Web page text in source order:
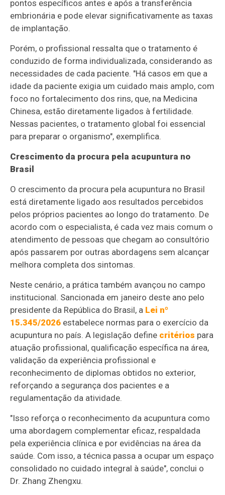
pontos específicos antes e após a transferência
embrionária e pode elevar significativamente as taxas
de implantação.
Porém, o profissional ressalta que o tratamento é
conduzido de forma individualizada, considerando as
necessidades de cada paciente. "Há casos em que a
idade da paciente exigia um cuidado mais amplo, com
foco no fortalecimento dos rins, que, na Medicina
Chinesa, estão diretamente ligados à fertilidade.
Nessas pacientes, o tratamento global foi essencial
para preparar o organismo", exemplifica.
Crescimento da procura pela acupuntura no
Brasil
O crescimento da procura pela acupuntura no Brasil
está diretamente ligado aos resultados percebidos
pelos próprios pacientes ao longo do tratamento. De
acordo com o especialista, é cada vez mais comum o
atendimento de pessoas que chegam ao consultório
após passarem por outras abordagens sem alcançar
melhora completa dos sintomas.
Neste cenário, a prática também avançou no campo
institucional. Sancionada em janeiro deste ano pelo
presidente da República do Brasil, a Lei nº
15.345/2026 estabelece normas para o exercício da
acupuntura no país. A legislação define critérios para
atuação profissional, qualificação específica na área,
validação da experiência profissional e
reconhecimento de diplomas obtidos no exterior,
reforçando a segurança dos pacientes e a
regulamentação da atividade.
"Isso reforça o reconhecimento da acupuntura como
uma abordagem complementar eficaz, respaldada
pela experiência clínica e por evidências na área da
saúde. Com isso, a técnica passa a ocupar um espaço
consolidado no cuidado integral à saúde", conclui o
Dr. Zhang Zhengxu.